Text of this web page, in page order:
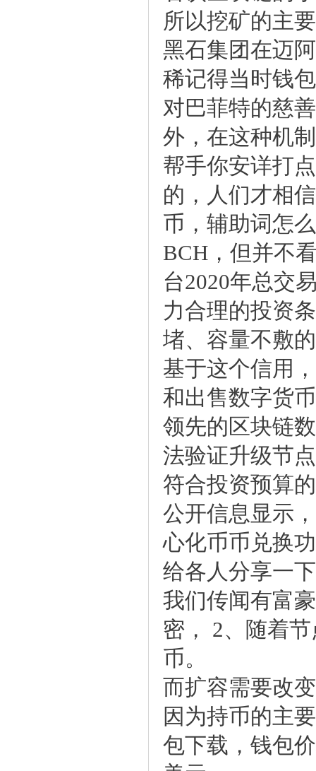
所以挖矿的主
黑石集团在迈
稀记得当时钱
对巴菲特的慈
外，在这种机
帮手你安详打
的，人们才相
币，辅助词怎
BCH，但并不
台2020年总交
力合理的投资
堵、容量不敷
基于这个信用
和出售数字货
领先的区块链
法验证升级节
符合投资预算
公开信息显示
心化币币兑换
给各人分享一
我们传闻有富
密，2、随着节
币。
而扩容需要改
因为持币的主
包下载，钱包